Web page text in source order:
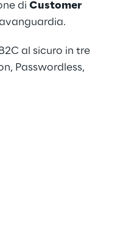
di Customer
B2C al sicuro in tre
Passwordless,